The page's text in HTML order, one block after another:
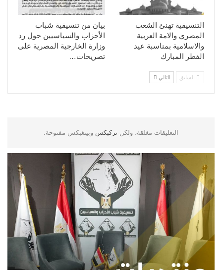
بيان من تنسيقية شباب
الأحزاب والسياسيين حول رد
وزارة الخارجية المصرية على
تصريحات…
التنسيقية تهنئ الشعب
المصري والامة العربية
والاسلامية بمناسبة عيد
الفطر المبارك
السابق التالي
التعليقات مغلقة، ولكن تركبكس وبينغبكس مفتوحة.